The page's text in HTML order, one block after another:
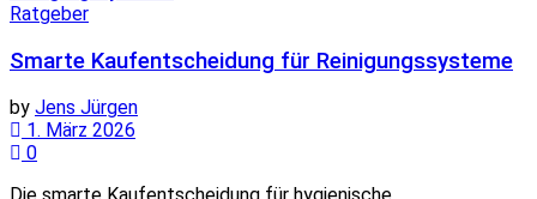
Ratgeber
Smarte Kaufentscheidung für Reinigungssysteme
by Jens Jürgen
1. März 2026
0